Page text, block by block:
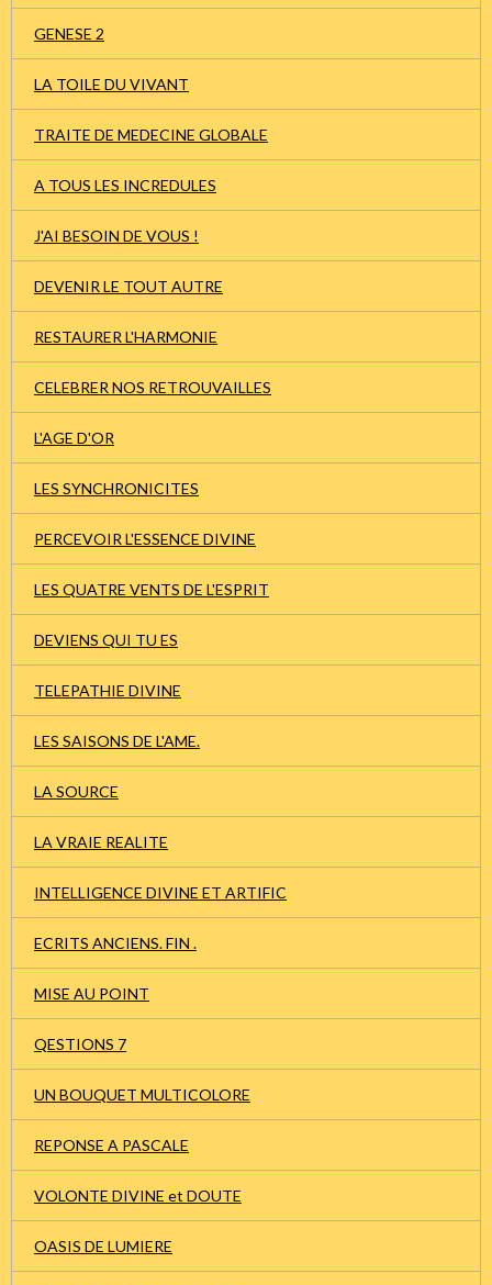
GENESE 2
LA TOILE DU VIVANT
TRAITE DE MEDECINE GLOBALE
A TOUS LES INCREDULES
J'AI BESOIN DE VOUS !
DEVENIR LE TOUT AUTRE
RESTAURER L'HARMONIE
CELEBRER NOS RETROUVAILLES
L'AGE D'OR
LES SYNCHRONICITES
PERCEVOIR L'ESSENCE DIVINE
LES QUATRE VENTS DE L'ESPRIT
DEVIENS QUI TU ES
TELEPATHIE DIVINE
LES SAISONS DE L'AME.
LA SOURCE
LA VRAIE REALITE
INTELLIGENCE DIVINE ET ARTIFIC
ECRITS ANCIENS. FIN .
MISE AU POINT
QESTIONS 7
UN BOUQUET MULTICOLORE
REPONSE A PASCALE
VOLONTE DIVINE et DOUTE
OASIS DE LUMIERE